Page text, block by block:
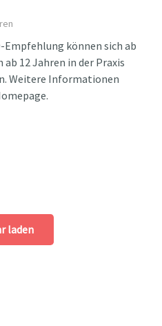
können sich ab
12 Jahren in der Praxis
Weitere Informationen
laden